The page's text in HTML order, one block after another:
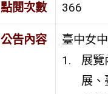
點閱次數 366
公告內容
臺中女
展覽
展、